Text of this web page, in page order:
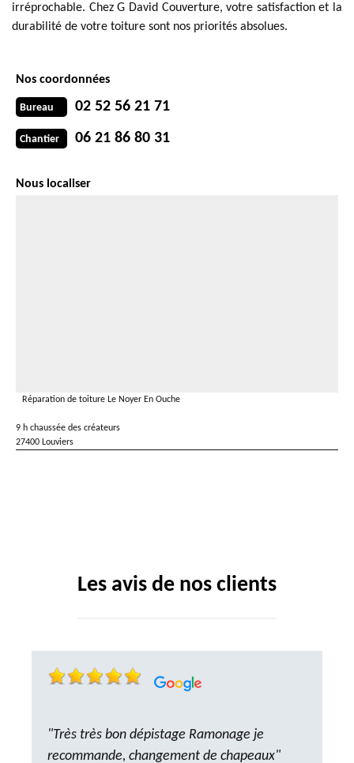
irréprochable. Chez G David Couverture, votre satisfaction et la
durabilité de votre toiture sont nos priorités absolues.
Nos coordonnées
Bureau 02 52 56 21 71
Chantier 06 21 86 80 31
Nous localiser
Réparation de toiture Le Noyer En Ouche
9 h chaussée des créateurs
27400 Louviers
Les avis de nos clients
"Très très bon dépistage Ramonage je
recommande, changement de chapeaux"